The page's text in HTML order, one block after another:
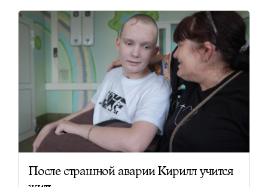
После страшной аварии Кирилл учится